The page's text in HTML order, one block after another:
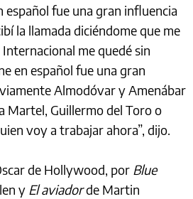
español fue una gran influencia
la llamada diciéndome que me
me quedé sin
en español fue una gran
Almodóvar y Amenábar
Martel, Guillermo del Toro o
voy a trabajar ahora”, dijo.
de Hollywood, por Blue
y El aviadorde Martin